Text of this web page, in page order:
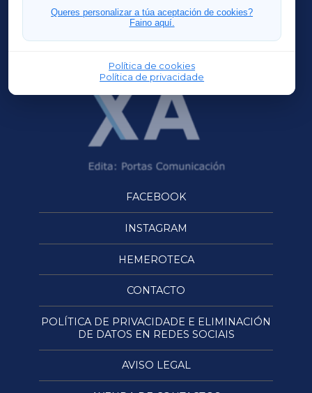
Queres personalizar a túa aceptación de cookies?
Faino aquí.
Política de cookies
Política de privacidade
FERROLXA
OURENSEXA
FACEBOOK
INSTAGRAM
HEMEROTECA
CONTACTO
POLÍTICA DE PRIVACIDADE E ELIMINACIÓN
DE DATOS EN REDES SOCIAIS
AVISO LEGAL